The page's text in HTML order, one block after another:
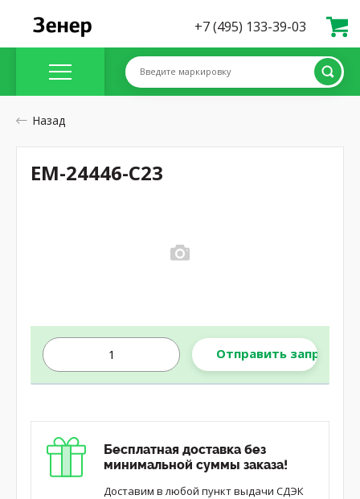
+7 (495) 133-39-03
Введите маркировку
Назад
Отправить запрос
Бесплатная доставка без
минимальной суммы заказа!
Доставим в любой пункт выдачи СДЭК
EM-24446-C23